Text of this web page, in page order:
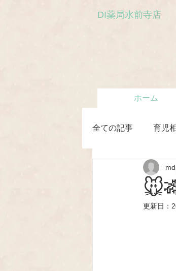
DI薬局水前寺店
ホーム
全ての記事 育児
初めての離乳食
更新日：